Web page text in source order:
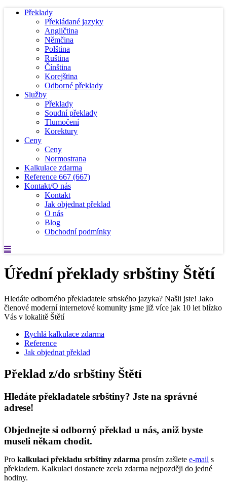
Překlady
Překládané jazyky
Angličtina
Němčina
Polština
Ruština
Čínština
Korejština
Odborné překlady
Služby
Překlady
Soudní překlady
Tlumočení
Korektury
Ceny
Ceny
Normostrana
Kalkulace zdarma
Reference 667 (667)
Kontakt/O nás
Kontakt
Jak objednat překlad
O nás
Blog
Obchodní podmínky
Úřední překlady srbštiny Štětí
Hledáte odborného překladatele srbského jazyka? Našli jste! Jako
členové moderní internetové komunity jsme již více jak 10 let blízko
Vás v lokalitě Štětí
Rychlá kalkulace zdarma
Reference
Jak objednat překlad
Překlad z/do srbštiny Štětí
Hledáte překladatele srbštiny? Jste na správné
adrese!
Objednejte si odborný překlad u nás, aniž byste
museli někam chodit.
Pro kalkulaci překladu srbštiny zdarma prosím zašlete e-mail s
překladem. Kalkulaci dostanete zcela zdarma nejpozději do jedné
hodiny.